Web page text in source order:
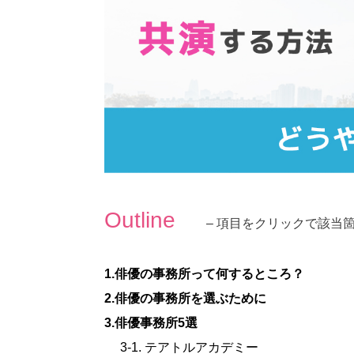
Outline – 項目をクリックで該当
1.俳優の事務所って何するところ？
2.俳優の事務所を選ぶために
3.俳優事務所5選
3-1. テアトルアカデミー